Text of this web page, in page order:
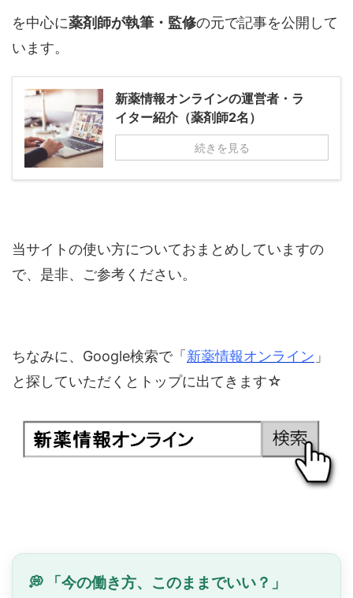
を中心に薬剤師が執筆・監修の元で記事を公開して
います。
新薬情報オンラインの運営者・ラ
イター紹介（薬剤師2名）
続きを見る
当サイトの使い方についておまとめしていますの
で、是非、ご参考ください。
ちなみに、Google検索で「 新薬情報オンライン 」
と探していただくとトップに出てきます☆
💭 「今の働き方、このままでいい？」